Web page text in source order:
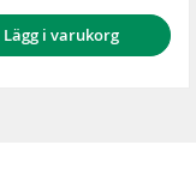
Lägg i varukorg